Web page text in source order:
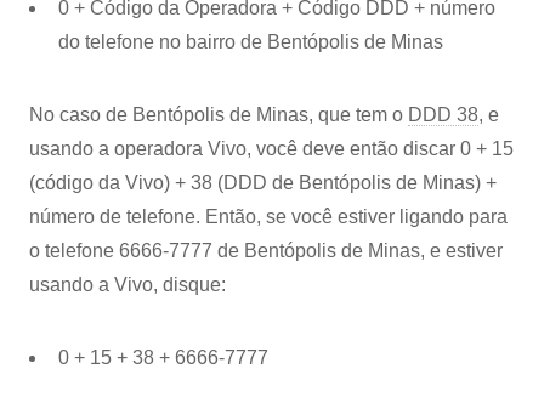
0 + Código da Operadora + Código DDD + número
do telefone no bairro de Bentópolis de Minas
No caso de Bentópolis de Minas, que tem o DDD 38, e
usando a operadora Vivo, você deve então discar 0 + 15
(código da Vivo) + 38 (DDD de Bentópolis de Minas) +
número de telefone. Então, se você estiver ligando para
o telefone 6666-7777 de Bentópolis de Minas, e estiver
usando a Vivo, disque:
0 + 15 + 38 + 6666-7777